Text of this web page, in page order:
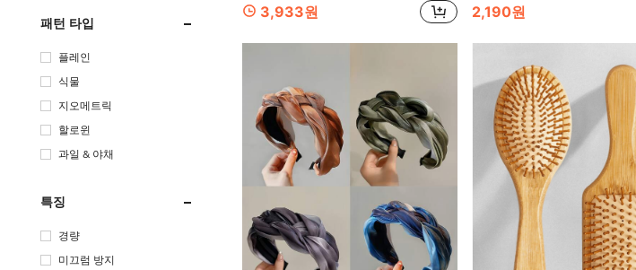
패턴 타입
플레인
식물
지오메트릭
할로윈
과일 & 야채
특징
경량
미끄럼 방지
3,933원 2,190원